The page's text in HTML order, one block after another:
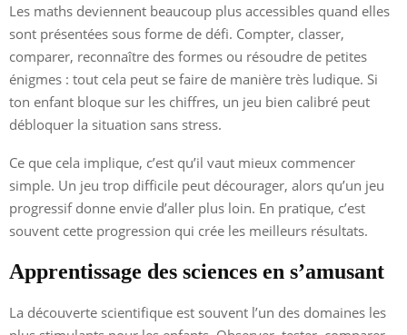
Les maths deviennent beaucoup plus accessibles quand elles
sont présentées sous forme de défi. Compter, classer,
comparer, reconnaître des formes ou résoudre de petites
énigmes : tout cela peut se faire de manière très ludique. Si
ton enfant bloque sur les chiffres, un jeu bien calibré peut
débloquer la situation sans stress.
Ce que cela implique, c’est qu’il vaut mieux commencer
simple. Un jeu trop difficile peut décourager, alors qu’un jeu
progressif donne envie d’aller plus loin. En pratique, c’est
souvent cette progression qui crée les meilleurs résultats.
Apprentissage des sciences en s’amusant
La découverte scientifique est souvent l’un des domaines les